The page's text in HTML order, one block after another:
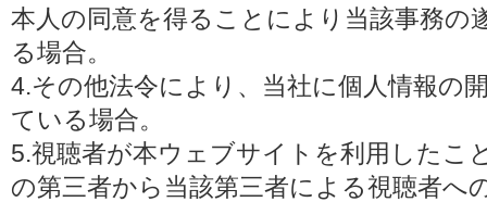
本人の同意を得ることにより当該事務の
る場合。
4.その他法令により、当社に個人情報の
ている場合。
5.視聴者が本ウェブサイトを利用したこ
の第三者から当該第三者による視聴者へ